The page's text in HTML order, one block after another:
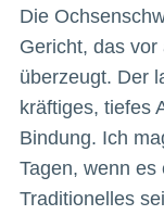
Die
Gericht, das
überzeugt. Der
kräftiges, tiefes
Bindung. Ich
Tagen, wenn es
Traditionelles